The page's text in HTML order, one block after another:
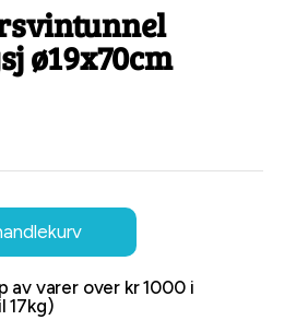
ø19x70cm
av varer over kr 1000 i
17kg)